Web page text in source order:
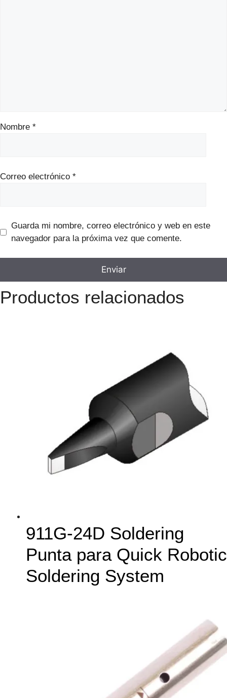
Nombre *
Correo electrónico *
Guarda mi nombre, correo electrónico y web en este
navegador para la próxima vez que comente.
Productos relacionados
911G-24D Soldering
Punta para Quick Robotic
Soldering System